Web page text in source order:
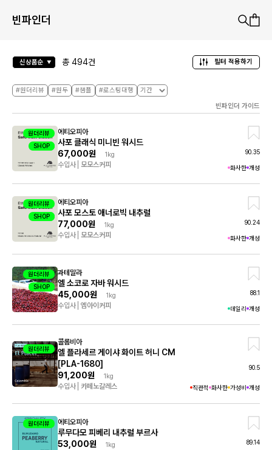
빈파인더
신상품순 총 494건 필터 적용하기
#원더리뷰 #원두 #샘플
#로스팅대행
빈파인더 가이드
원더리뷰
샘플
SHOP
에티오피아
사포 클래식 미니빈 워시드
67,000원
1kg
수입사 모모스커피
90.35
화사한 개성
원더리뷰
샘플
SHOP
에티오피아
사포 모스토 애너로빅 내추럴
77,000원
1kg
수입사 모모스커피
90.24
화사한 개성
원더리뷰
샘플
SHOP
과테말라
엘 소코로 자바 워시드
45,000원
1kg
수입사 엠아이커피
88.1
데일리 개성
원더리뷰
콜롬비아
엘 플라세르 게이샤 화이트 허니 CM
[PLA-1680]
91,200원
1kg
수입사 카페노갈레스
90.5
직관적 화사한 가성비 개성
원더리뷰 에티오피아
루무다모 피베리 내추럴 부르사
53,000원
1kg 89.14